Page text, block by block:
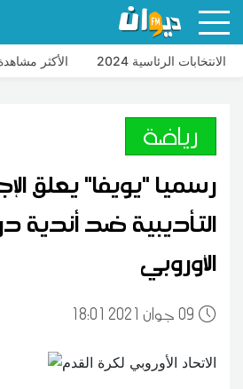
الانتخابات الرئاسية 2024 الأكثر
رياضة
رسميا "يويفا" يعلق
التأديبية ضد أندية
الأوروبي
0918:01 2021 جوان